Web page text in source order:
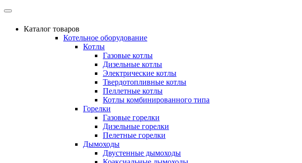
Каталог товаров
Котельное оборудование
Котлы
Газовые котлы
Дизельные котлы
Электрические котлы
Твердотопливные котлы
Пеллетные котлы
Котлы комбинированного типа
Горелки
Газовые горелки
Дизельные горелки
Пелетные горелки
Дымоходы
Двустенные дымоходы